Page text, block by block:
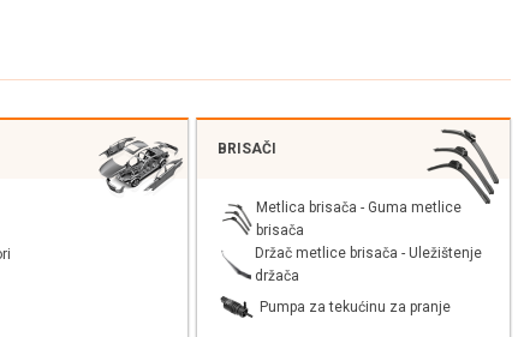
BRISAČI
Metlica brisača - Guma metlice
brisača
Držač metlice brisača - Uležištenje
držača
Pumpa za tekućinu za pranje